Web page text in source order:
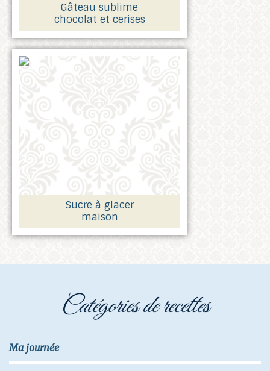
Gâteau sublime
chocolat et cerises
Sucre à glacer
maison
catégories de recettes
Ma journée